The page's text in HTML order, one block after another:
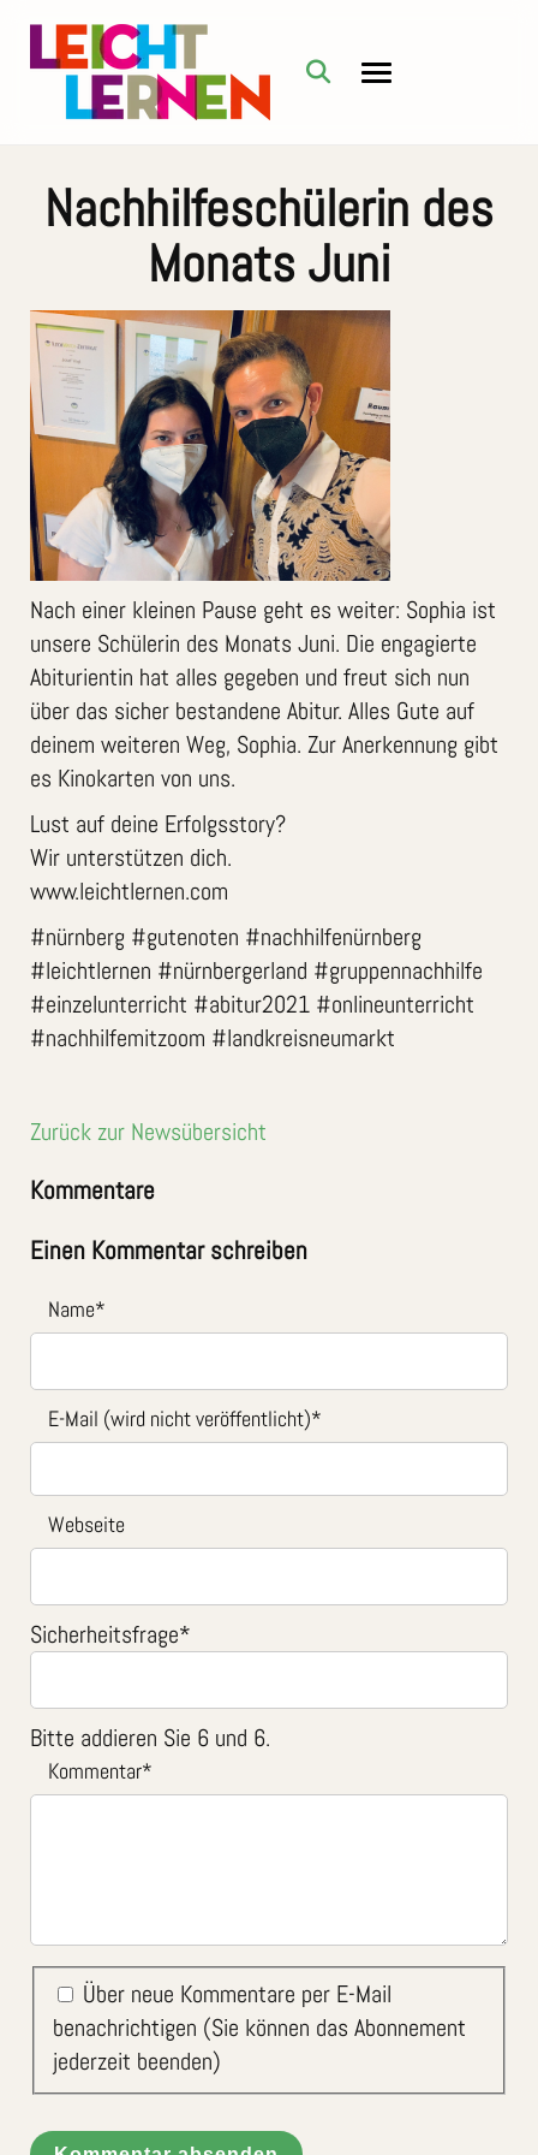
Nachhilfeschülerin des
Monats Juni
Nach einer kleinen Pause geht es weiter: Sophia ist
unsere Schülerin des Monats Juni. Die engagierte
Abiturientin hat alles gegeben und freut sich nun
über das sicher bestandene Abitur. Alles Gute auf
deinem weiteren Weg, Sophia. Zur Anerkennung gibt
es Kinokarten von uns.
Lust auf deine Erfolgsstory?
Wir unterstützen dich.
www.leichtlernen.com
#nürnberg #gutenoten #nachhilfenürnberg
#leichtlernen #nürnbergerland #gruppennachhilfe
#einzelunterricht #abitur2021 #onlineunterricht
#nachhilfemitzoom #landkreisneumarkt
Zurück zur Newsübersicht
Kommentare
Einen Kommentar schreiben
Name*
E-Mail (wird nicht veröffentlicht)*
Webseite
Sicherheitsfrage*
Bitte addieren Sie 6 und 6.
Kommentar*
Über neue Kommentare per E-Mail
benachrichtigen (Sie können das Abonnement
jederzeit beenden)